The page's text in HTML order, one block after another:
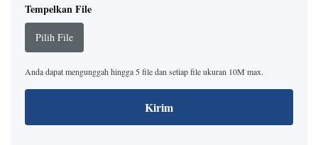
Tempelkan File
Pilih File
Anda dapat mengunggah hingga 5 file dan setiap file ukuran 10M max.
Kirim